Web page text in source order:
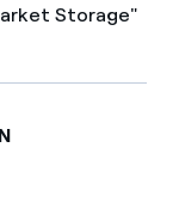
Storage"